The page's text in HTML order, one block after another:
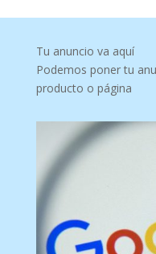
Tu anuncio va aquí
Podemos poner tu
producto o página